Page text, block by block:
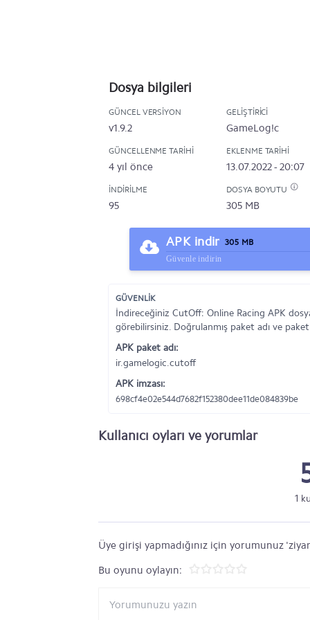
Dosya bilgileri
GÜNCEL VERSIYON
v1.9.2
GELIŞTIRICI
GameLog!c
GÜNCELLENME TARIHI
4 yıl önce
EKLENME TARIHI
13.07.2022 - 20:07
İNDIRILME
95
DOSYA BOYUTU
305 MB
APK indir 305 MB
Güvenle indirin
GÜVENLİK
İndireceğiniz CutOff: Online Racing APK
görebilirsiniz. Doğrulanmış paket adı ve
APK paket adı:
ir.gamelogic.cutoff
APK imzası:
698cf4e02e544d7682f152380dee11de084839be
Kullanıcı oyları ve yorumlar
1
Üye girişi yapmadığınız için yorumunuz
Bu oyunu oylayın: